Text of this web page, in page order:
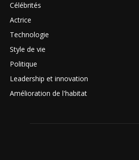
Célébrités
Actrice
Technologie
Style de vie
Politique
Leadership et innovation
Amélioration de l'habitat